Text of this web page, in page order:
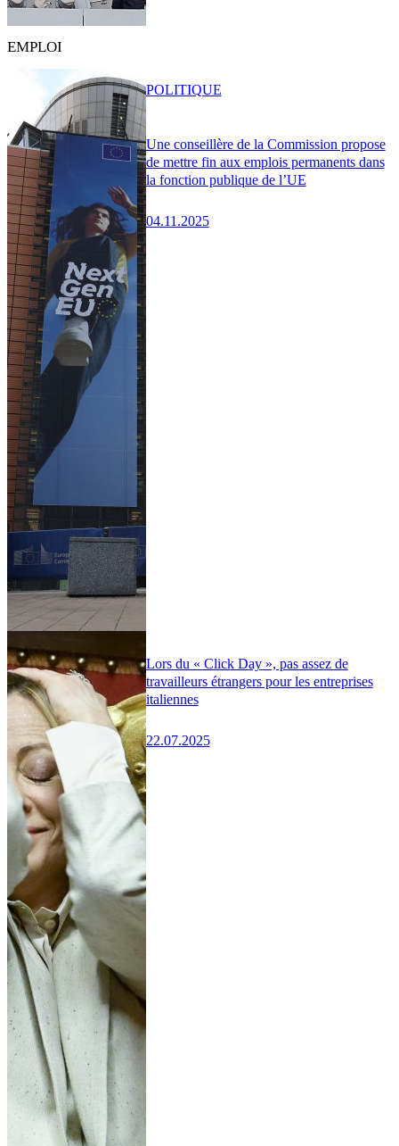
EMPLOI
Une conseillère de la Commission propose
de mettre fin aux emplois permanents dans
la fonction publique de l’UE
04.11.2025
POLITIQUE
Lors du « Click Day », pas assez de
travailleurs étrangers pour les entreprises
italiennes
22.07.2025